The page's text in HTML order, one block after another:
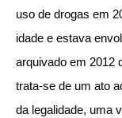
uso de drogas em
idade e estava
arquivado em 2012
trata-se de um ato
da legalidade, uma